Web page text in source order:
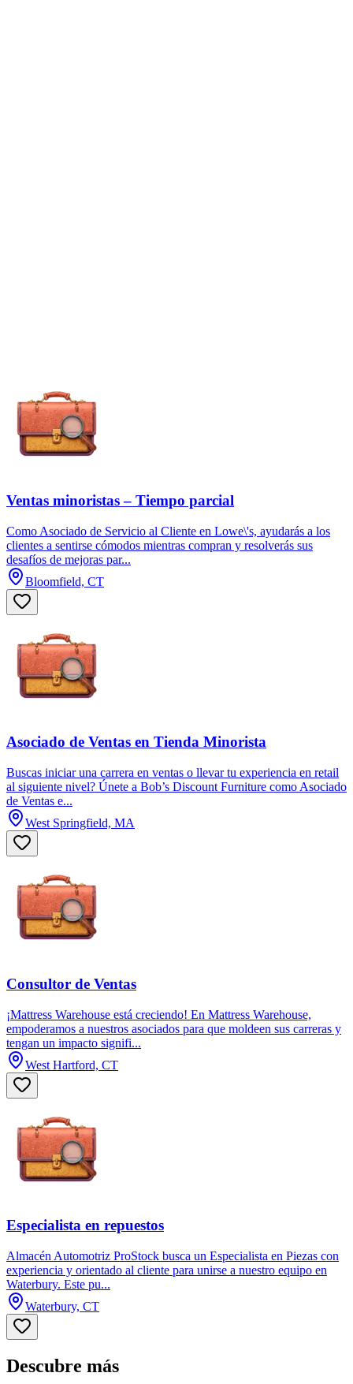
Ventas minoristas – Tiempo parcial
Como Asociado de Servicio al Cliente en Lowe\'s, ayudarás a los
clientes a sentirse cómodos mientras compran y resolverás sus
desafíos de mejoras par...
Bloomfield, CT
Asociado de Ventas en Tienda Minorista
Buscas iniciar una carrera en ventas o llevar tu experiencia en retail
al siguiente nivel? Únete a Bob’s Discount Furniture como Asociado
de Ventas e...
West Springfield, MA
Consultor de Ventas
¡Mattress Warehouse está creciendo! En Mattress Warehouse,
empoderamos a nuestros asociados para que moldeen sus carreras y
tengan un impacto signifi...
West Hartford, CT
Especialista en repuestos
Almacén Automotriz ProStock busca un Especialista en Piezas con
experiencia y orientado al cliente para unirse a nuestro equipo en
Waterbury. Este pu...
Waterbury, CT
Descubre más